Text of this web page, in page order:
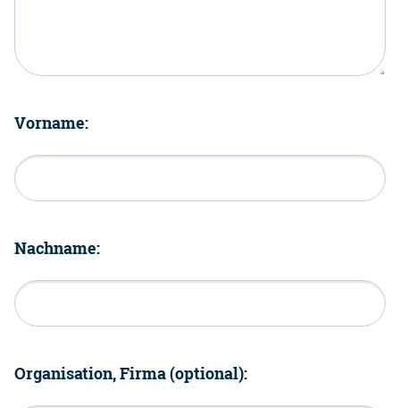
Vorname:
Nachname:
Organisation, Firma (optional):